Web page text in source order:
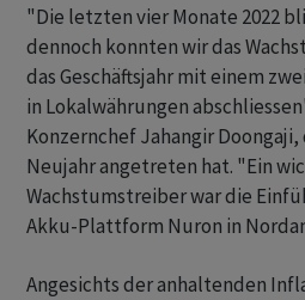
"Die letzten vier Monate 2022
dennoch konnten wir das
das Geschäftsjahr mit einem
in Lokalwährungen
Konzernchef Jahangir
Neujahr angetreten hat. "Ein
Wachstumstreiber war die
Akku-Plattform Nuron in
Angesichts der anhaltenden